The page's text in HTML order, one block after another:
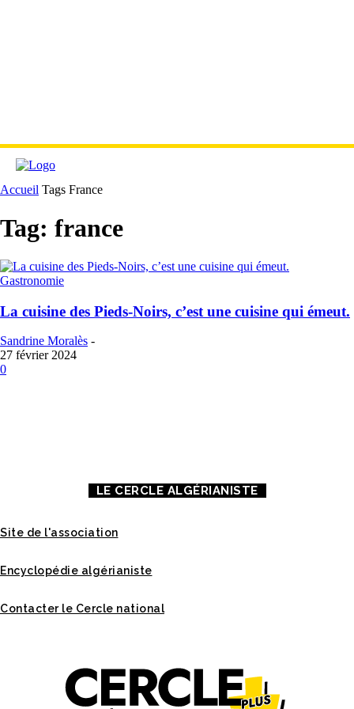
Accueil Tags France
Tag: france
Gastronomie
La cuisine des Pieds-Noirs, c’est une cuisine qui émeut.
Sandrine Moralès -
27 février 2024
0
LE CERCLE ALGÉRIANISTE
Site de l'association
Encyclopédie algérianiste
Contacter le Cercle national